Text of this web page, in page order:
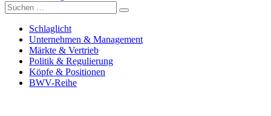
Versicherungswirtschaft-heute
Suche
nach:
Schlaglicht
Unternehmen & Management
Märkte & Vertrieb
Politik & Regulierung
Köpfe & Positionen
BWV-Reihe